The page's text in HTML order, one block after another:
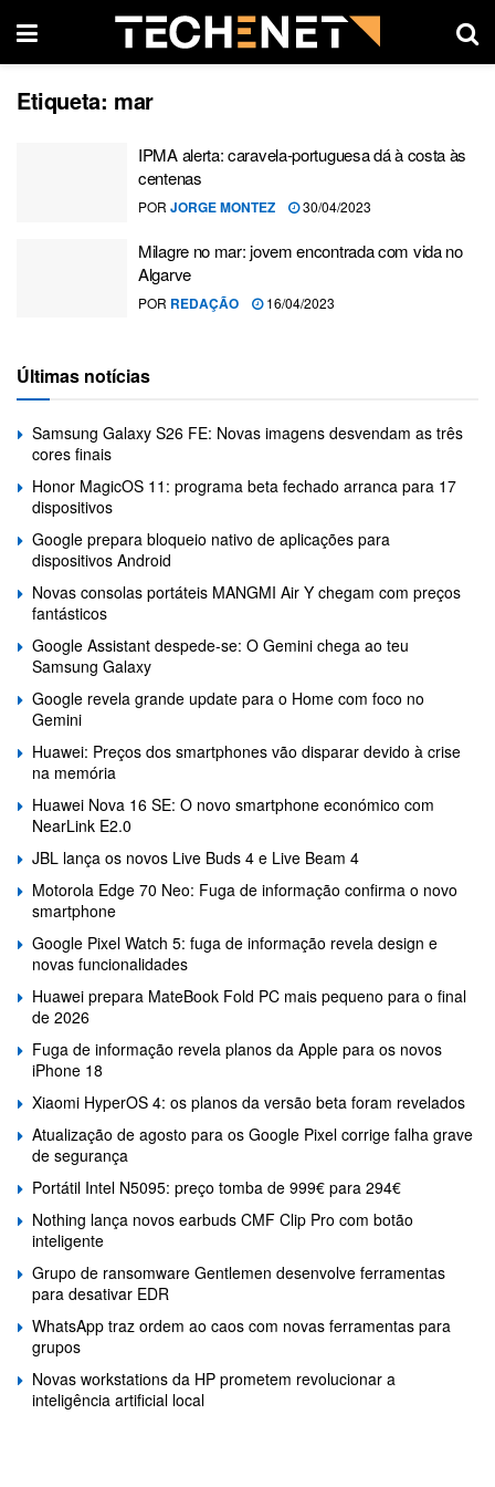
Etiqueta: mar
IPMA alerta: caravela-portuguesa dá à costa às
centenas
POR JORGE MONTEZ 30/04/2023
Milagre no mar: jovem encontrada com vida no
Algarve
POR REDAÇÃO 16/04/2023
Últimas notícias
Samsung Galaxy S26 FE: Novas imagens desvendam as três
cores finais
Honor MagicOS 11: programa beta fechado arranca para 17
dispositivos
Google prepara bloqueio nativo de aplicações para
dispositivos Android
Novas consolas portáteis MANGMI Air Y chegam com preços
fantásticos
Google Assistant despede-se: O Gemini chega ao teu
Samsung Galaxy
Google revela grande update para o Home com foco no
Gemini
Huawei: Preços dos smartphones vão disparar devido à crise
na memória
Huawei Nova 16 SE: O novo smartphone económico com
NearLink E2.0
JBL lança os novos Live Buds 4 e Live Beam 4
Motorola Edge 70 Neo: Fuga de informação confirma o novo
smartphone
Google Pixel Watch 5: fuga de informação revela design e
novas funcionalidades
Huawei prepara MateBook Fold PC mais pequeno para o final
de 2026
Fuga de informação revela planos da Apple para os novos
iPhone 18
Xiaomi HyperOS 4: os planos da versão beta foram revelados
Atualização de agosto para os Google Pixel corrige falha grave
de segurança
Portátil Intel N5095: preço tomba de 999€ para 294€
Nothing lança novos earbuds CMF Clip Pro com botão
inteligente
Grupo de ransomware Gentlemen desenvolve ferramentas
para desativar EDR
WhatsApp traz ordem ao caos com novas ferramentas para
grupos
Novas workstations da HP prometem revolucionar a
inteligência artificial local